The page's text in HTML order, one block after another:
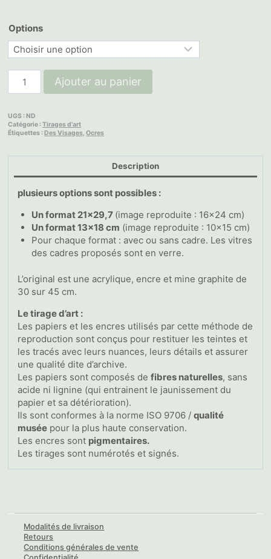
Options
Titre
(Tête
baissée,
Ajouter au panier
UGS : ND
Catégorie :Tirages d'art
Étiquettes : Des Visages,Ocres
Description
plusieurs options sont possibles :
Un format 21×29,7 (image reproduite : 16×24 cm)
Un format 13×18 cm (image reproduite : 10×15 cm)
Pour chaque format : avec ou sans cadre. Les vitres
des cadres proposés sont en verre.
L’original est une acrylique, encre et mine graphite de
30 sur 45 cm.
Le tirage d’art :
Les papiers et les encres utilisés par cette méthode de
reproduction sont conçus pour restituer les teintes et
les tracés avec leurs nuances, leurs détails et assurer
une qualité dite d’archive.
Les papiers sont composés defibres naturelles, sans
acide ni lignine (qui entrainent le jaunissement du
papier et sa détérioration).
Ils sont conformes à la norme ISO 9706 /qualité
musée pour la plus haute conservation.
Les encres sont pigmentaires.
Les tirages sont numérotés et signés.
Modalités de livraison
Retours
Conditions générales de vente